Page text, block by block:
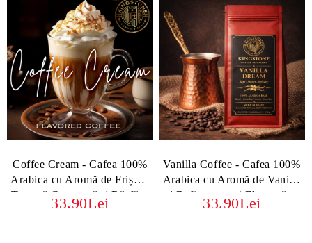
Coffee Cream - Cafea 100%
Arabica cu Aromă de Frișcă |
Textură Cremoasă și Răsfăț -
boabe sau macinata
33.90Lei
Vanilla Coffee - Cafea 100%
Arabica cu Aromă de Vanilie
| Rafinament și Eleganță -
boabe sau macinata
33.90Lei